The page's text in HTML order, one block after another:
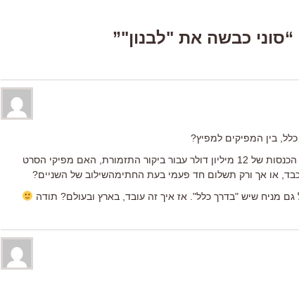
בין המפיקים למפיץ?
לדוגמה, אם כאמור סוני השיגו הכנסות של 12 מיליון דולר עבור ביקור התזמורת, האם מפיקי הסרט
או אך ורק תשלום חד פעמי בעת החתימהשילוב של השניים?
גם מניח שיש "בדרך כלל". אז איך זה עובד, בארץ ובעולם? תודה